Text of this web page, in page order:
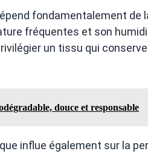
fondamentalement de
fréquentes et son
un tissu qui
douce et responsable
influe également sur la